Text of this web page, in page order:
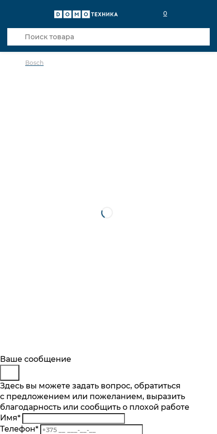
0
Bosch
Описание
Отзывы
Основные характеристики
Максимальный объём, л
1.7
Мощность, Вт
Будьте в курсе
Подпишитесь на последние обновления
и узнавайте о новинках и специальных
предложениях первыми
Подписаться
Заказ обратного звонка
Представьтесь
Телефон*
Комментарий
Ваше сообщение
Здесь вы можете задать вопрос, обратиться
с предложением или пожеланием, выразить
благодарность или сообщить о плохой работе
Имя*
Телефон*